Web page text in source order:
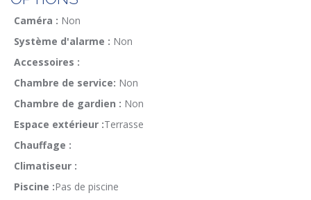
Caméra : Non
Système d'alarme : Non
Accessoires :
Chambre de service: Non
Chambre de gardien : Non
Espace extérieur :Terrasse
Chauffage :
Climatiseur :
Piscine :Pas de piscine